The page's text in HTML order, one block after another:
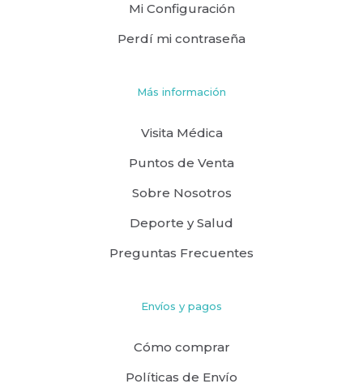
Mi Configuración
Perdí mi contraseña
Más información
Visita Médica
Puntos de Venta
Sobre Nosotros
Deporte y Salud
Preguntas Frecuentes
Envíos y pagos
Cómo comprar
Políticas de Envío